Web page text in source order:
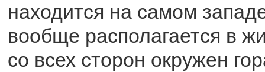
находится на самом
вообще располагается в
со всех сторон окружен